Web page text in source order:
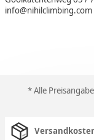
info@nihilclimbing.com
* Alle